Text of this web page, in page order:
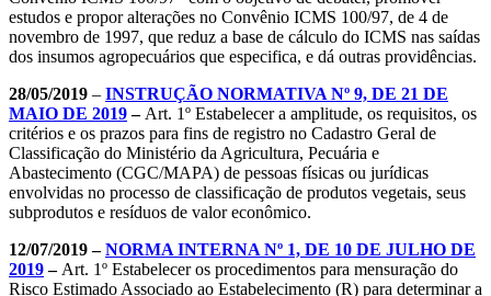
estudos e propor alterações no Convênio ICMS 100/97, de 4 de
novembro de 1997, que reduz a base de cálculo do ICMS nas saídas
dos insumos agropecuários que especifica, e dá outras providências.
28/05/2019 – INSTRUÇÃO NORMATIVA Nº 9, DE 21 DE
MAIO DE 2019– Art. 1º Estabelecer a amplitude, os requisitos, os
critérios e os prazos para fins de registro no Cadastro Geral de
Classificação do Ministério da Agricultura, Pecuária e
Abastecimento (CGC/MAPA) de pessoas físicas ou jurídicas
envolvidas no processo de classificação de produtos vegetais, seus
subprodutos e resíduos de valor econômico.
12/07/2019 –NORMA INTERNA Nº 1, DE 10 DE JULHO DE
2019– Art. 1º Estabelecer os procedimentos para mensuração do
Risco Estimado Associado ao Estabelecimento (R) para determinar a